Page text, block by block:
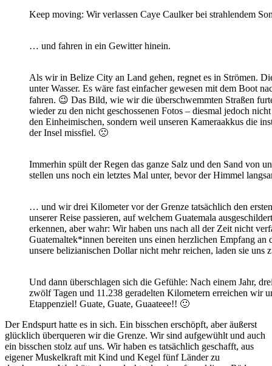
Keep moving: Wir verlassen Caye Caulker bei strahlendem
… und fahren in ein Gewitter hinein.
Als wir in Belize City an Land gehen, regnet es in Strömen.
unter Wasser. Es wäre fast einfacher gewesen mit dem Boot
fahren. 😉 Das Bild, wie wir die überschwemmten Straßen
wieder zu den nicht geschossenen Fotos – diesmal jedoch
den Einheimischen, sondern weil unseren Kameraakkus die
der Insel missfiel. 🙁
Immerhin spült der Regen das ganze Salz und den Sand von
stellen uns noch ein letztes Mal unter, bevor der Himmel
… und wir drei Kilometer vor der Grenze tatsächlich den
unserer Reise passieren, auf welchem Guatemala
erkennen, aber wahr: Wir haben uns nach all der Zeit nicht
Guatemaltek*innen bereiten uns einen herzlichen Empfang an
unsere belizianischen Dollar nicht mehr reichen, laden sie uns
Und dann überschlagen sich die Gefühle: Nach einem Jahr,
zwölf Tagen und 11.238 geradelten Kilometern erreichen wir
Etappenziel! Guate, Guate, Guaateee!! 🙂
Der Endspurt hatte es in sich. Ein bisschen erschöpft, aber äußerst
glücklich überqueren wir die Grenze. Wir sind aufgewühlt und auch
ein bisschen stolz auf uns. Wir haben es tatsächlich geschafft, aus
eigener Muskelkraft mit Kind und Kegel fünf Länder zu